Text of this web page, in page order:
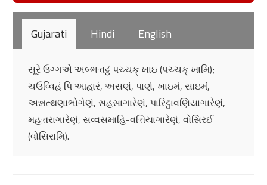
Gujarati Hindi English
સૂરે ઉગ્ગએ અબ્ભત્તટ્ઠં પચ્ચક્ ખાઇ (પચ્ચક્ ખામિ);
ચઉવ્વિહં પિ આહારં, અસણં, પાણં, ખાઇમં, સાઇમં,
અન્નત્થણાભોગેણં, સહસાગારેણં, પારિટ્ઠાવણિયાગારેણં,
મહત્તરાગારેણં, સવ્વસમાહિ-વત્તિયાગારેણં, વોસિરઈ
(વોસિરામિ).